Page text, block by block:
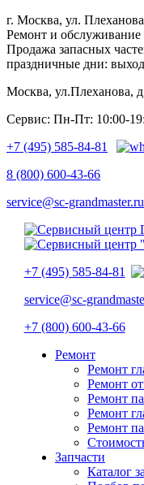
г. Москва, ул.
Ремонт и
Продажа запасных
праздничные дни:
Москва, ул.Плеханова,
Сервис: Пн-Пт: 10:00-
+7 (495) 585-84-81
8 (800) 600-43-66
service@sc-grandmaster.ru
+7 (495) 585-84-81
service@sc-
+7 (800) 600-43-66
Ремонт
Ремонт
Ремонт
Ремонт
Ремонт
Ремонт
Запчасти
Каталог